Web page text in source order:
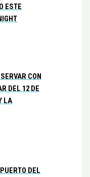
ESTE
CON
DEL 12 DE
LA
DEL